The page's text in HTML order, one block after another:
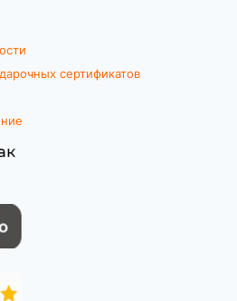
сертификатов